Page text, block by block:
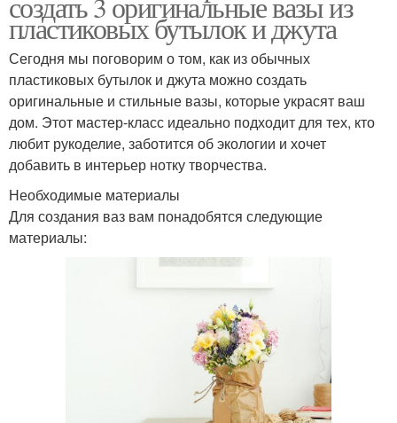
пластиковых бутылок и джута
Сегодня мы поговорим о том, как из обычных
пластиковых бутылок и джута можно создать
оригинальные и стильные вазы, которые украсят ваш
дом. Этот мастер-класс идеально подходит для тех, кто
любит рукоделие, заботится об экологии и хочет
добавить в интерьер нотку творчества.
Необходимые материалы
Для создания ваз вам понадобятся следующие
материалы: